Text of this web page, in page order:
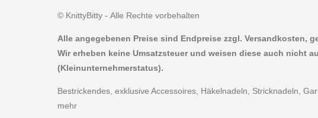
© KnittyBitty - Alle Rechte vorbehalten
Alle angegebenen Preise sind Endpreise zzgl. Versandkosten,
Wir erheben keine Umsatzsteuer und weisen diese auch nicht
(Kleinunternehmerstatus).
Bestrickendes, exklusive Accessoires, Häkelnadeln, Stricknadeln,
mehr